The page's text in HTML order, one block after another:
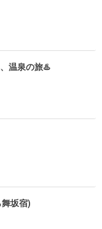
温泉の旅♨️
坂宿)